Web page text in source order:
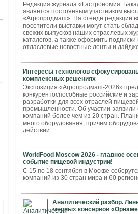
Редакция журнала «Гастрономия.
является постоянным участником
«Агропродмаш». На стенде редакции
посетители выставки могут стать
свежих выпусков наших отраслевых
каталогов, а также оформить подписки
отласлевые новостные ленты и
Интересы технологов
комплексных решениях
Экспозиция «Агропродмаш-2026»
конкурентоспособные российские и
разработки для всех отраслей
промышленности. Об участии
компаний более чем из 20 стран.
много оборудования, причем
действии
WorldFood Moscow 2026 - главное
событие пищевой индустрии!
С 15 по 18 сентября в Москве
компаний из 30 стран мира и 60
Аналитический разбор.
мясных консервов